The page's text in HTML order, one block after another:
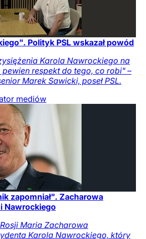
Polityk PSL wskazał powód
Karola Nawrockiego na
respekt do tego, co robi" –
Marek Sawicki, poseł PSL.
mediów
zapomniał". Zacharowa
Nawrockiego
Maria Zacharowa
Karola Nawrockiego, który